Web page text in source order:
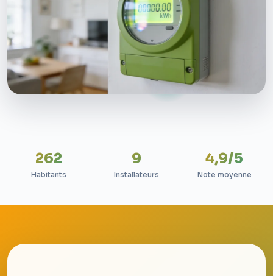
262
Habitants
9
Installateurs
4,9/5
Note moyenne